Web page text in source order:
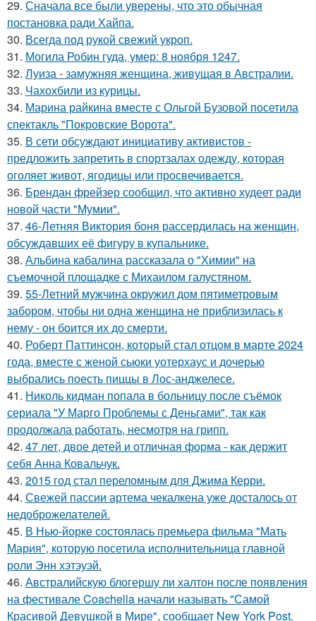
29. Сначала все были уверены, что это обычная
постановка ради Хайпа.
30. Всегда под рукой свежий укроп.
31. Могила Робин гуда, умер: 8 ноября 1247.
32. Луиза - замужняя женщина, живущая в Австралии.
33. Чахохбили из курицы.
34. Марина райкина вместе с Ольгой Бузовой посетила
спектакль "Покровские Ворота".
35. В сети обсуждают инициативу активистов -
предложить запретить в спортзалах одежду, которая
оголяет живот, ягодицы или просвечивается.
36. Брендан фрейзер сообщил, что активно худеет ради
новой части "Мумии".
37. 46-Летняя Виктория боня рассердилась на женщин,
обсуждавших её фигуру в купальнике.
38. Альбина кабалина рассказала о "Химии" на
съемочной площадке с Михаилом галустяном.
39. 55-Летний мужчина окружил дом пятиметровым
забором, чтобы ни одна женщина не приблизилась к
нему - он боится их до смерти.
40. Роберт Паттинсон, который стал отцом в марте 2024
года, вместе с женой сьюки уотерхаус и дочерью
выбрались поесть пиццы в Лос-анджелесе.
41. Николь кидман попала в больницу после съёмок
сериала "У Марго Проблемы с Деньгами", так как
продолжала работать, несмотря на грипп.
42. 47 лет, двое детей и отличная форма - как держит
себя Анна Ковальчук.
43. 2015 год стал переломным для Джима Керри.
44. Свежей пассии артема чекалкена уже досталось от
недоброжелателей.
45. В Нью-йорке состоялась премьера фильма "Мать
Мария", которую посетила исполнительница главной
роли Энн хэтэуэй.
46. Австралийскую блогершу ли халтон после появления
на фестивале Coachella начали называть "Самой
Красивой Девушкой в Мире", сообщает New York Post.